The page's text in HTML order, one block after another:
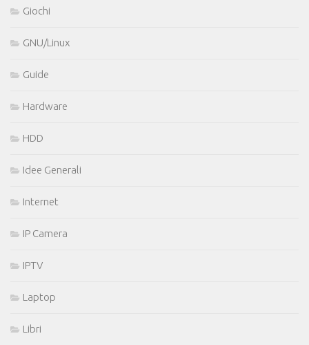
Giochi
GNU/Linux
Guide
Hardware
HDD
Idee Generali
Internet
IP Camera
IPTV
Laptop
Libri